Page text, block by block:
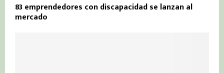
83 emprendedores con discapacidad se lanzan al
mercado